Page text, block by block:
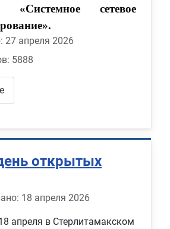
«Системное сетевое
27 апреля 2026
5888
открытых
материале
18 апреля 2026
апреля в Стерлитамакском